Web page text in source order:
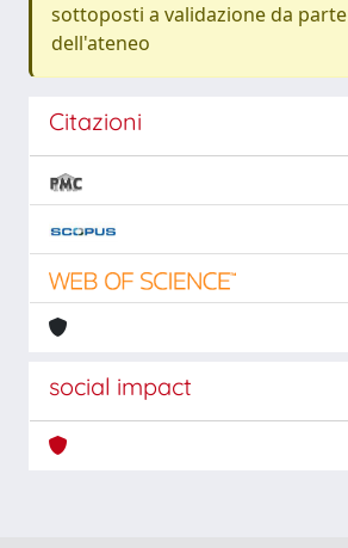
sottoposti a validazione da parte
dell'ateneo
Citazioni
social impact